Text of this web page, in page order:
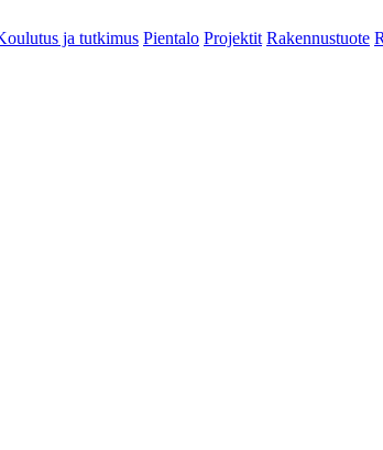
ja tutkimus Pientalo Projektit Rakennustuote